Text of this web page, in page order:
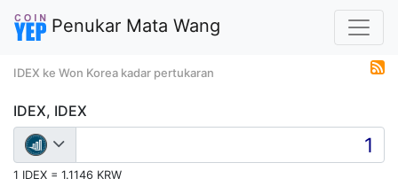
Penukar Mata Wang
IDEX ke Won Korea kadar pertukaran
IDEX, IDEX
1 IDEX = 1.1146 KRW